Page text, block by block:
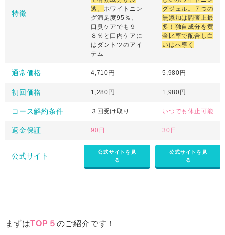
特徴
透。 ホワイトニン
グ満足度95％、
口臭ケアでも９
８％と口内ケアに
はダントツのアイ
テム
グジェル。７つの
無添加は調査上最
多！独自成分を黄
金比率で配合し白
いはへ導く
通常価格 4,710円 5,980円
初回価格 1,280円 1,980円
コース解約条件 ３回受け取り いつでも休止可能
返金保証 90日 30日
公式サイト
公式サイトを見
る
公式サイトを見
る
まずはTOP５ のご紹介です！